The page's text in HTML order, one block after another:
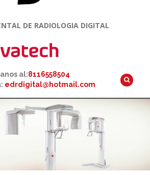
DE RADIOLOGIA DIGITAL
al:8116558504
edrdigital@hotmail.com